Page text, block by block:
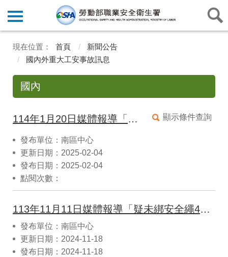
首頁
新聞公告
國內外重大工安事故訊息
國內
顯示條件查詢
114年1月20日媒體報導「台東工安意外！灌漿疏失牆體倒塌 女工人傷重搶救不治」
發布單位：南區中心
更新日期：2025-02-04
發布日期：2025-02-04
點閱次數：
113年11月11日媒體報導「疑未綁安全繩4樓高墜落 板模工倒臥血泊無生命跡象」
發布單位：南區中心
更新日期：2024-11-18
發布日期：2024-11-18